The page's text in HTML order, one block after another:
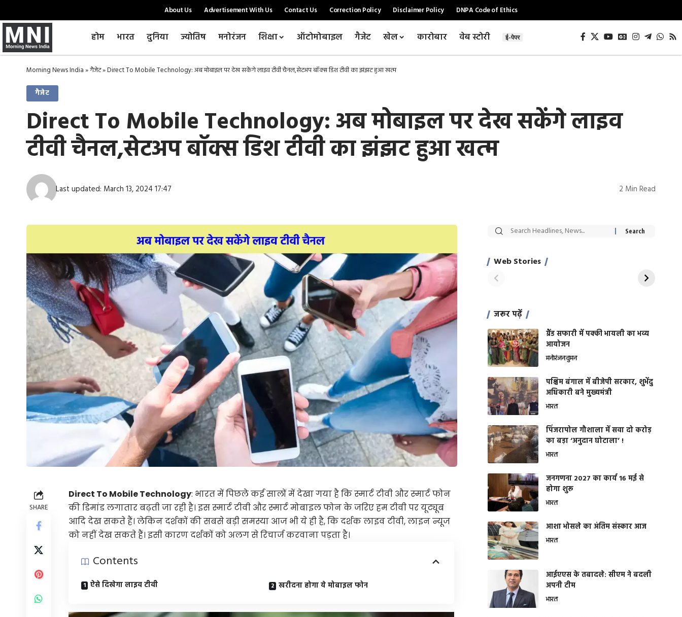
About Us Advertisement With Us Contact Us Correction Policy Disclaimer Policy DNPA Code of Ethics
होम भारत दुनिया ज्योतिष मनोरंजन शिक्षा ऑटोमोबाइल गैजेट खेल कारोबार वेब स्टोरी ई-पेपर
Morning News India»गैजेट»Direct To Mobile Technology: अब मोबाइल पर देख सकेंगे लाइव टीवी चैनल,सेटअप बॉक्स डिश टीवी का झंझट हुआ खत्म
गैजेट
Direct To Mobile Technology: अब मोबाइल पर देख सकेंगे लाइव
टीवी चैनल,सेटअप बॉक्स डिश टीवी का झंझट हुआ खत्म
Last updated: March 13, 2024 17:47 2 Min Read
SHARE
Direct To Mobile Technology: भारत में पिछले कई सालों में देखा गया है कि स्मार्ट टीवी और स्मार्ट फोन
की डिमांड लगातार बढ़ती जा रही है। इस स्मार्ट टीवी और स्मार्ट मोबाइल फोन के जरिए हम टीवी पर यूट्यूब
आदि देख सकते हैं। लेकिन दर्शकों की सबसे बड़ी समस्या आज भी ये ही है, कि दर्शक लाइव टीवी, लाइन न्यूज
को नहीं देख सकते हैं। इसी कारण दर्शकों को अलग से रिचार्ज करवाना पड़ता है।
Contents
ऐसे दिखेगा लाइव टीवी खरीदना होगा ये मोबाइल फोन
Web Stories
सट्टेबाजी में अरेस्ट हुए
साहिल खान
रोज एक कच्चे लहसुन
जरूर पढ़ें
ग्रैंड सफारी में पक्की भायली का भव्य
आयोजन
मनोरंजनवुमन
पश्चिम बंगाल में बीजेपी सरकार, शुभेंदु
अधिकारी बने मुख्यमंत्री
भारत
​पिंजरापोल गौशाला में सवा दो करोड़
का बड़ा ‘अनुदान घोटाला’ !
भारत
जनगणना 2027 का कार्य 16 मई से
होगा शुरू
भारत
आशा भोसले का अंतिम संस्कार आज
भारत
आईएएस के तबादले: सीएम ने बदली
अपनी टीम
भारत